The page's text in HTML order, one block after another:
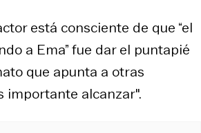
está consciente de que “el
a Ema” fue dar el puntapié
que apunta a otras
importante alcanzar".